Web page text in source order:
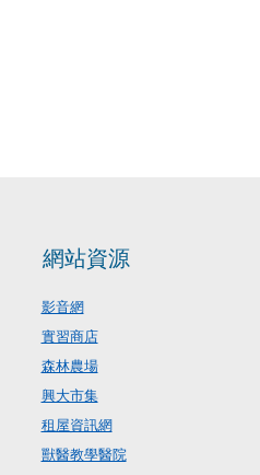
網站資源
影音網
實習商店
森林農場
興大市集
租屋資訊網
獸醫教學醫院